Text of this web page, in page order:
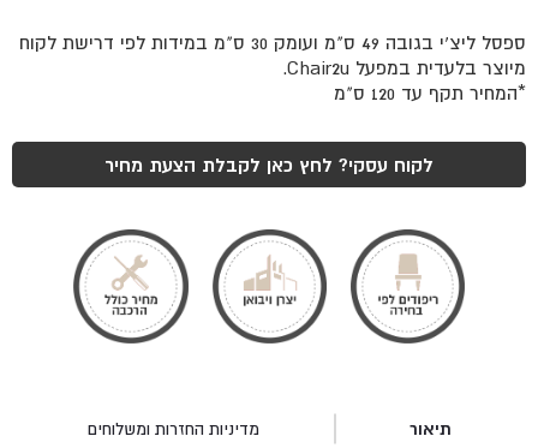
ספסל ליצ'י בגובה 49 ס"מ ועומק 30 ס"מ במידות לפי דרישת לקוח
מיוצר בלעדית במפעל Chair2u.
*המחיר תקף עד 120 ס"מ
לקוח עסקי? לחץ כאן לקבלת הצעת מחיר
תיאור מדיניות החזרות ומשלוחים